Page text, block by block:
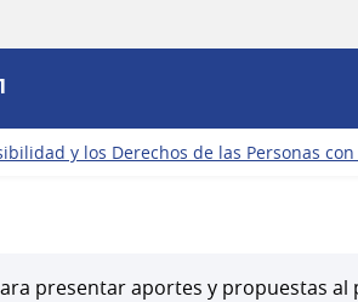
y los Derechos de las Personas
presentar aportes y propuestas al